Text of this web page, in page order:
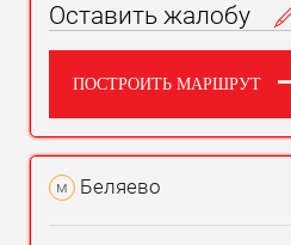
Оставить жалобу
ПОСТРОИТЬ МАРШРУТ
м Беляево